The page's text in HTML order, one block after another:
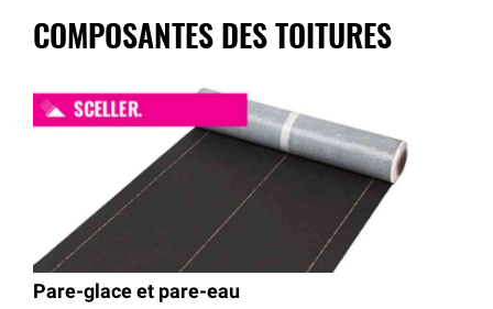
COMPOSANTES DES TOITURES
Pare-glace et pare-eau